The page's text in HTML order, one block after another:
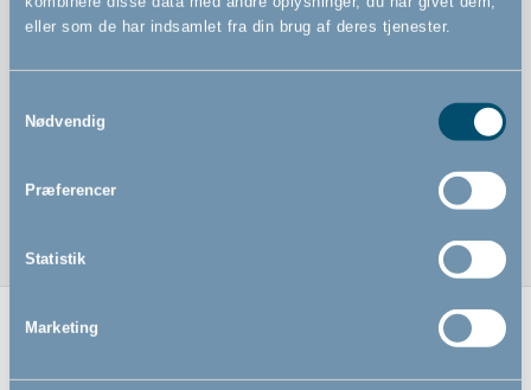
eller som de har indsamlet fra din brug af deres tjenester.
Nødvendig
Præferencer
Statistik
Marketing